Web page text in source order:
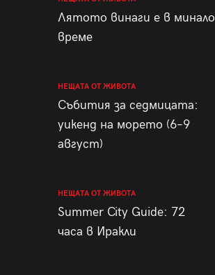
Лятото винаги е в минало
време
НЕЩАТА ОТ ЖИВОТА
Събития за седмицата:
уикенд на морето (6–9
август)
НЕЩАТА ОТ ЖИВОТА
Summer City Guide: 72
часа в Иракли
28